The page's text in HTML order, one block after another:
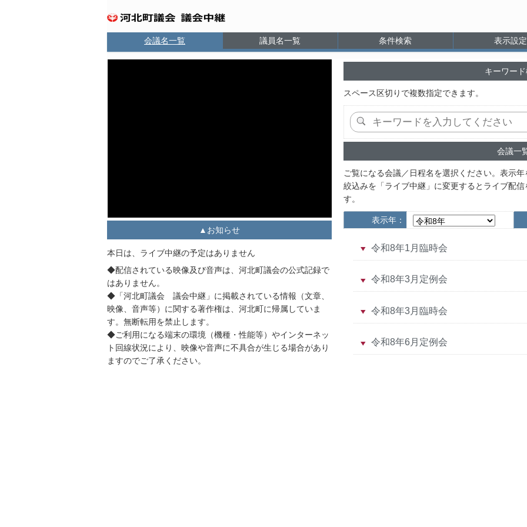
会議名一覧 議員名一覧 条件検索 表示設定
お知らせ
本日は、ライブ中継の予定はありません
◆配信されている映像及び音声は、河北町議会の公式記録で
はありません。
◆「河北町議会 議会中継」に掲載されている情報（文章、
映像、音声等）に関する著作権は、河北町に帰属していま
す。無断転用を禁止します。
◆ご利用になる端末の環境（機種・性能等）やインターネッ
ト回線状況により、映像や音声に不具合が生じる場合があり
ますのでご了承ください。
キーワー
スペース区切りで複数指定できます。
会議一
ご覧になる会議／日程名を選択ください。表示年
絞込みを「ライブ中継」に変更するとライブ配
す。
表示年：
令和8年1月臨時会
令和8年3月定例会
令和8年3月臨時会
令和8年6月定例会